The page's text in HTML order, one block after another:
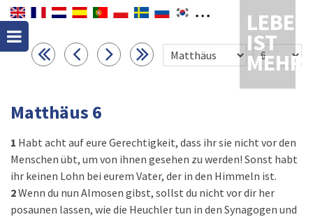
LEBEN
IST
MEHR
Matthäus 6
1 Habt acht auf eure Gerechtigkeit, dass ihr sie nicht vor den
Menschen übt, um von ihnen gesehen zu werden! Sonst habt
ihr keinen Lohn bei eurem Vater, der in den Himmeln ist.
2Wenn du nun Almosen gibst, sollst du nicht vor dir her
posaunen lassen, wie die Heuchler tun in den Synagogen und